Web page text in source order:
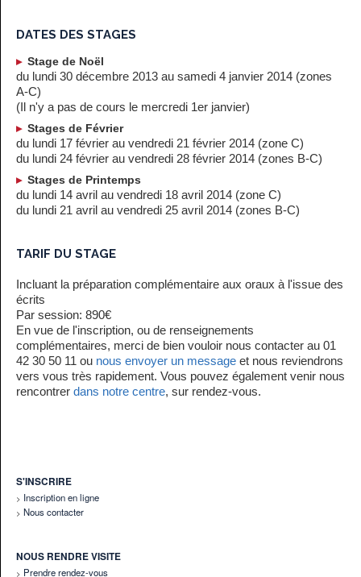
DATES DES STAGES
Stage de Noël
du lundi 30 décembre 2013 au samedi 4 janvier 2014 (zones
A-C)
(Il n'y a pas de cours le mercredi 1er janvier)
Stages de Février
du lundi 17 février au vendredi 21 février 2014 (zone C)
du lundi 24 février au vendredi 28 février 2014 (zones B-C)
Stages de Printemps
du lundi 14 avril au vendredi 18 avril 2014 (zone C)
du lundi 21 avril au vendredi 25 avril 2014 (zones B-C)
TARIF DU STAGE
Incluant la préparation complémentaire aux oraux à l'issue des
écrits
Par session: 890€
En vue de l'inscription, ou de renseignements
complémentaires, merci de bien vouloir nous contacter au 01
42 30 50 11 ou nous envoyer un message et nous reviendrons
vers vous très rapidement. Vous pouvez également venir nous
rencontrer dans notre centre, sur rendez-vous.
S'INSCRIRE
Inscription en ligne
Nous contacter
NOUS RENDRE VISITE
Prendre rendez-vous